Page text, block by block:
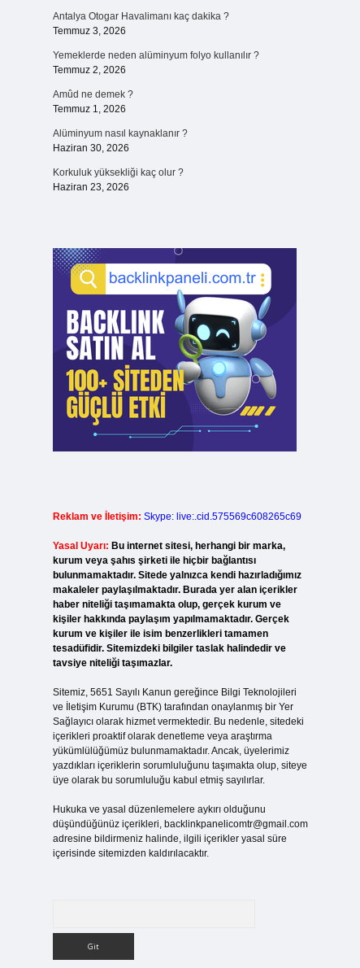
Antalya Otogar Havalimanı kaç dakika ?
Temmuz 3, 2026
Yemeklerde neden alüminyum folyo kullanılır ?
Temmuz 2, 2026
Amûd ne demek ?
Temmuz 1, 2026
Alüminyum nasıl kaynaklanır ?
Haziran 30, 2026
Korkuluk yüksekliği kaç olur ?
Haziran 23, 2026
Reklam ve İletişim: Skype: live:.cid.575569c608265c69
Yasal Uyarı: Bu internet sitesi, herhangi bir marka,
kurum veya şahıs şirketi ile hiçbir bağlantısı
bulunmamaktadır. Sitede yalnızca kendi hazırladığımız
makaleler paylaşılmaktadır. Burada yer alan içerikler
haber niteliği taşımamakta olup, gerçek kurum ve
kişiler hakkında paylaşım yapılmamaktadır. Gerçek
kurum ve kişiler ile isim benzerlikleri tamamen
tesadüfidir. Sitemizdeki bilgiler taslak halindedir ve
tavsiye niteliği taşımazlar.
Sitemiz, 5651 Sayılı Kanun gereğince Bilgi Teknolojileri
ve İletişim Kurumu (BTK) tarafından onaylanmış bir Yer
Sağlayıcı olarak hizmet vermektedir. Bu nedenle, sitedeki
içerikleri proaktif olarak denetleme veya araştırma
yükümlülüğümüz bulunmamaktadır. Ancak, üyelerimiz
yazdıkları içeriklerin sorumluluğunu taşımakta olup, siteye
üye olarak bu sorumluluğu kabul etmiş sayılırlar.
Hukuka ve yasal düzenlemelere aykırı olduğunu
düşündüğünüz içerikleri, backlinkpanelicomtr@gmail.com
adresine bildirmeniz halinde, ilgili içerikler yasal süre
içerisinde sitemizden kaldırılacaktır.